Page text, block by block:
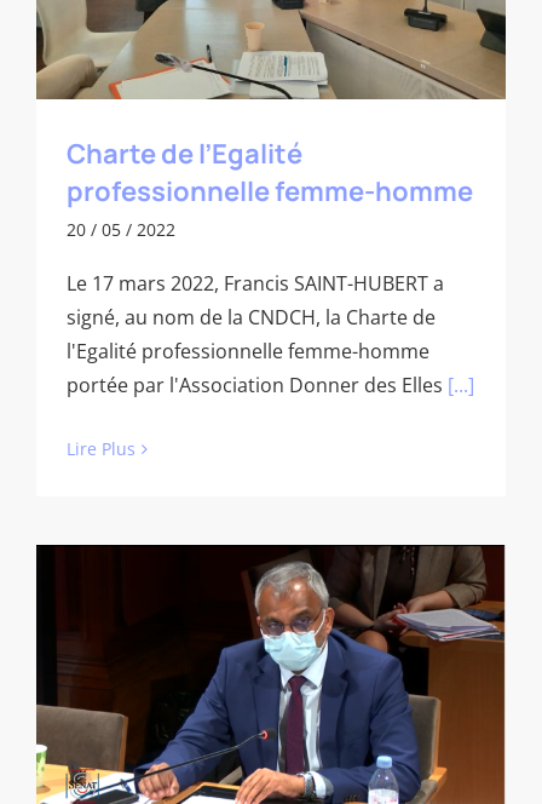
Charte de l’Egalité
professionnelle femme-homme
20 / 05 / 2022
Le 17 mars 2022, Francis SAINT-HUBERT a
signé, au nom de la CNDCH, la Charte de
l'Egalité professionnelle femme-homme
portée par l'Association Donner des Elles [...]
Lire Plus
Commission d’Enquête du Sénat
(vidéo de 8:57min)